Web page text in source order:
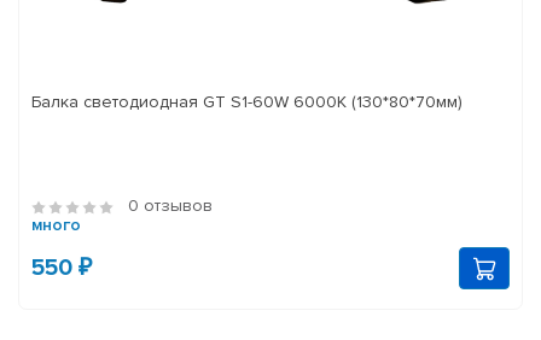
Балка светодиодная GT S1-60W 6000K (130*80*70мм)
0 отзывов
много
550 ₽